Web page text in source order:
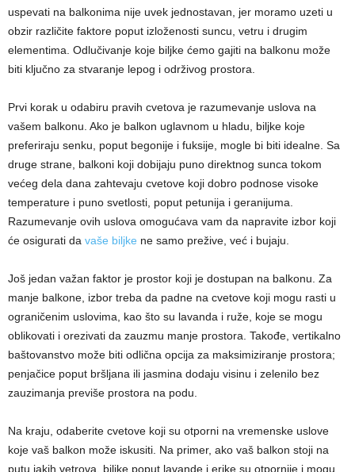
uspevati na balkonima nije uvek jednostavan, jer moramo uzeti u
obzir različite faktore poput izloženosti suncu, vetru i drugim
elementima. Odlučivanje koje biljke ćemo gajiti na balkonu može
biti ključno za stvaranje lepog i održivog prostora.
Prvi korak u odabiru pravih cvetova je razumevanje uslova na
vašem balkonu. Ako je balkon uglavnom u hladu, biljke koje
preferiraju senku, poput begonije i fuksije, mogle bi biti idealne. Sa
druge strane, balkoni koji dobijaju puno direktnog sunca tokom
većeg dela dana zahtevaju cvetove koji dobro podnose visoke
temperature i puno svetlosti, poput petunija i geranijuma.
Razumevanje ovih uslova omogućava vam da napravite izbor koji
će osigurati da vaše biljke ne samo prežive, već i bujaju.
Još jedan važan faktor je prostor koji je dostupan na balkonu. Za
manje balkone, izbor treba da padne na cvetove koji mogu rasti u
ograničenim uslovima, kao što su lavanda i ruže, koje se mogu
oblikovati i orezivati da zauzmu manje prostora. Takođe, vertikalno
baštovanstvo može biti odlična opcija za maksimiziranje prostora;
penjačice poput bršljana ili jasmina dodaju visinu i zelenilo bez
zauzimanja previše prostora na podu.
Na kraju, odaberite cvetove koji su otporni na vremenske uslove
koje vaš balkon može iskusiti. Na primer, ako vaš balkon stoji na
putu jakih vetrova, biljke poput lavande i erike su otpornije i mogu